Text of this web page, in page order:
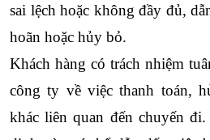
sai lệch hoặc không đầy đủ,
hoãn hoặc hủy bỏ.
Khách hàng có trách nhiệm
công ty về việc thanh toán,
khác liên quan đến chuyến